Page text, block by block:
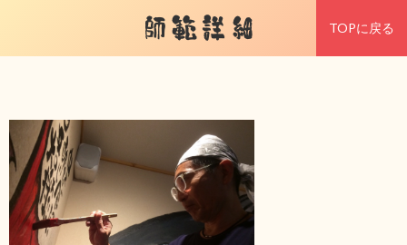
師範詳細 TOPに戻る